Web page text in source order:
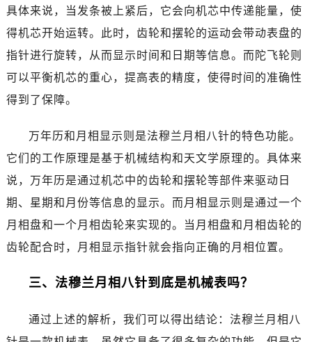
贵阳市南明区都司高架桥路33号亨特国际金融中心14楼14D（需提前预约）
海口市龙华区金贸东路5号海口华润大厦B座17层1707室（需提前预约）
内蒙古自治区呼和浩特市玉泉区大学西街70号华润万象城写字楼（鄂尔多斯大厦）23层2326室（需提前预约）
甘肃省兰州市七里河区西津西路16号兰州中心写字楼21层2102室（需提前预约）
重庆市解放碑渝中区民权路28号英利国际金融中心写字楼20层01室（需提前预约）
黑龙江省大庆市萨尔图区会战大街法穆兰售后服务中心（需提前预约）
黑龙江省鹤岗市向阳区红军路法穆兰售后服务中心（需提前预约）
黑龙江省七台河市桃山区大同街法穆兰售后服务中心（需提前预约）
黑龙江省齐齐哈尔市龙沙区龙华路法穆兰售后服务中心（需提前预约）
具体来说，当发条被上紧后，它会向机芯中传递能量，使
得机芯开始运转。此时，齿轮和摆轮的运动会带动表盘的
指针进行旋转，从而显示时间和日期等信息。而陀飞轮则
可以平衡机芯的重心，提高表的精度，使得时间的准确性
得到了保障。
万年历和月相显示则是法穆兰月相八针的特色功能。
它们的工作原理是基于机械结构和天文学原理的。具体来
说，万年历是通过机芯中的齿轮和摆轮等部件来驱动日
期、星期和月份等信息的显示。而月相显示则是通过一个
月相盘和一个月相齿轮来实现的。当月相盘和月相齿轮的
齿轮配合时，月相显示指针就会指向正确的月相位置。
三、法穆兰月相八针到底是机械表吗？
通过上述的解析，我们可以得出结论：法穆兰月相八